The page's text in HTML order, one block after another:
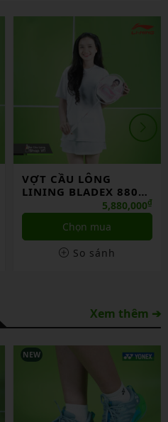
VỢT CẦU LÔNG
LINING BLADEX 880
SHIDA 2026 CHÍNH
HÃNG
5,880,000₫
Chọn mua
So sánh
Xem thêm ➔
NEW